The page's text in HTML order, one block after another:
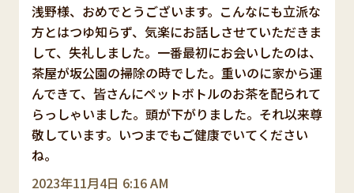
2023年11月4日 6:16 AM
浅野様、おめでとうございます。こんなにも立派な
方とはつゆ知らず、気楽にお話しさせていただきま
して、失礼しました。一番最初にお会いしたのは、
茶屋が坂公園の掃除の時でした。重いのに家から運
んできて、皆さんにペットボトルのお茶を配られて
らっしゃいました。頭が下がりました。それ以来尊
敬しています。いつまでもご健康でいてください
ね。